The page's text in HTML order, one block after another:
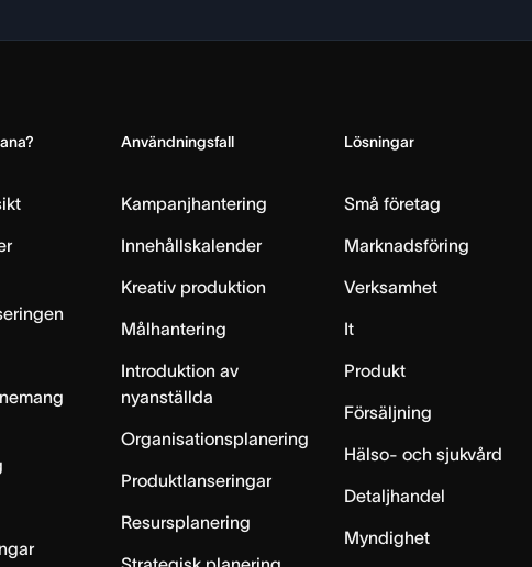
Användningsfall
Kampanjhantering
Innehållskalender
Kreativ produktion
Målhantering
Introduktion av
nyanställda
Organisationsplanering
Produktlanseringar
Resursplanering
Lösningar
Små företag
Marknadsföring
Verksamhet
It
Produkt
Försäljning
Hälso- och sjukvård
Detaljhandel
Myndighet